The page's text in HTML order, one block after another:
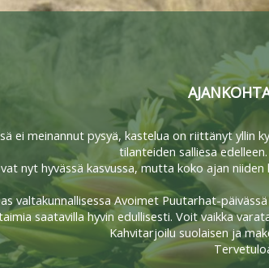
ei meinannut pysyä, kastelua on riittänyt yllin
tilanteiden salliesa
nyt hyvässä kasvussa, mutta koko ajan
valtakunnallisessa Avoimet Puutarhat-
saatavilla hyvin edullisesti. Voit vaikka
Kahvitarjoilu suolaisen ja